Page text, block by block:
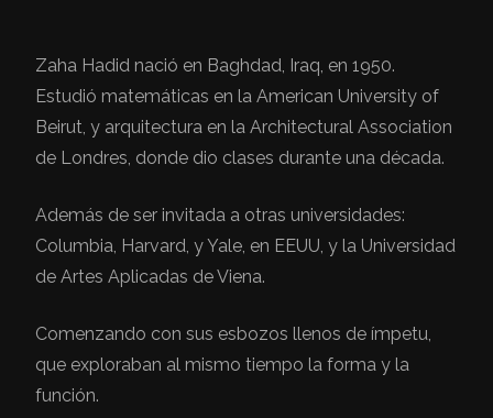
Zaha Hadid nació en Baghdad, Iraq, en 1950.
Estudió matemáticas en la American University of
Beirut, y arquitectura en la Architectural Association
de Londres, donde dio clases durante una década.
Además de ser invitada a otras universidades:
Columbia, Harvard, y Yale, en EEUU, y la Universidad
de Artes Aplicadas de Viena.
Comenzando con sus esbozos llenos de ímpetu,
que exploraban al mismo tiempo la forma y la
función.